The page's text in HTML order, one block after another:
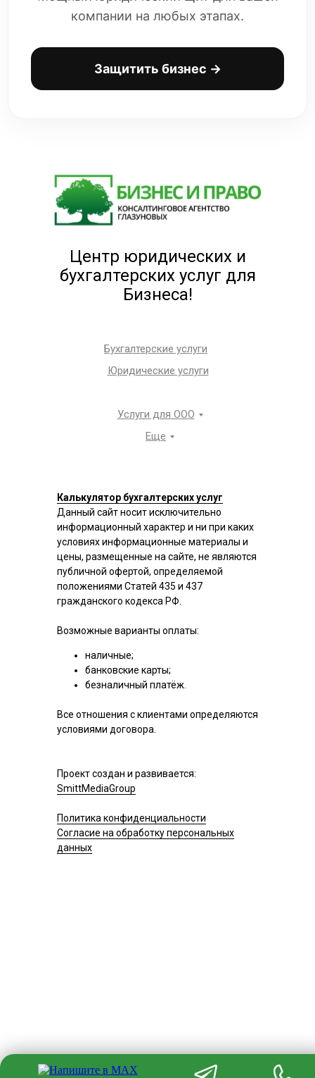
компании на любых этапах.
Защитить бизнес →
Центр юридических и
бухгалтерских услуг для
Бизнеса!
Бухгалтерские услуги
Юридические услуги
Услуги для ООО
Еще
Калькулятор бухгалтерских услуг
Данный сайт носит исключительно
информационный характер и ни при каких
условиях информационные материалы и
цены, размещенные на сайте, не являются
публичной офертой, определяемой
положениями Статей 435 и 437
гражданского кодекса РФ.
Возможные варианты оплаты:
наличные;
банковские карты;
безналичный платёж.
Все отношения с клиентами определяются
условиями договора.
Проект создан и развивается:
SmittMediaGroup
Политика конфиденциальности
Согласие на обработку персональных
данных